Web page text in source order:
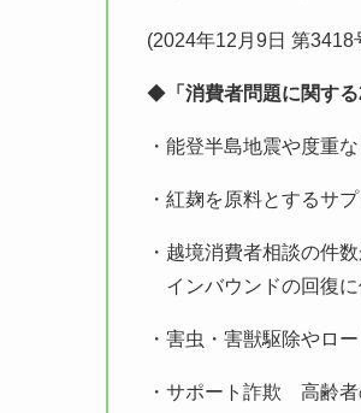
(2024年12月9日 第
◆ 「消費者問題に関す
・能登半島地震や度重
・紅麹を原料とするサ
・越境消費者相談の件
インバウンドの回復に
・害虫・害獣駆除やロ
・サポート詐欺 高齢